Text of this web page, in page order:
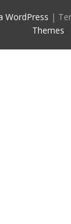
WordPress |
Themes